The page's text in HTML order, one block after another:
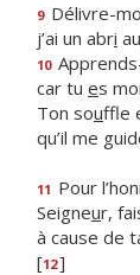
9 Délivre-
j’ai un abri
10
car tu es
Ton souffle
qu’il me
11 Pour
Seigneur,
à cause de
[12]